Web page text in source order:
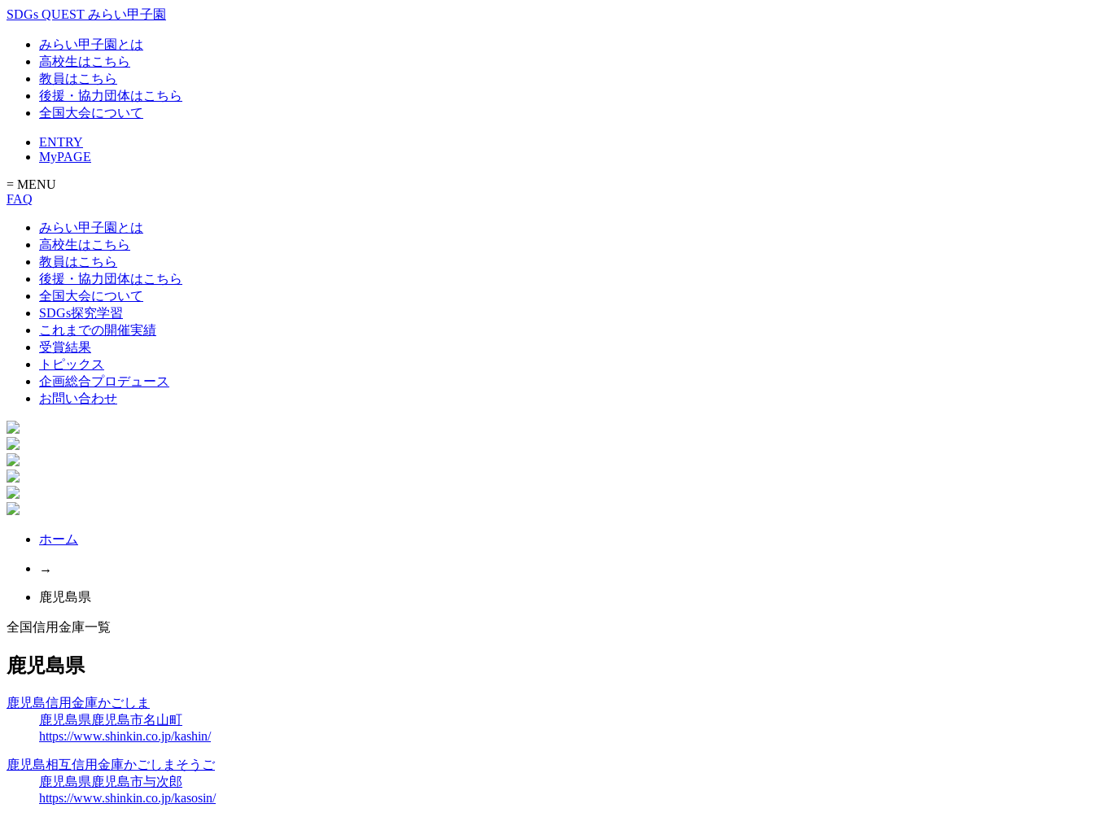
SDGs QUEST みらい甲子園
みらい甲子園とは
高校生はこちら
教員はこちら
後援・協力団体はこちら
全国大会について
ENTRY
MyPAGE
= MENU
FAQ
みらい甲子園とは
高校生はこちら
教員はこちら
後援・協力団体はこちら
全国大会について
SDGs探究学習
これまでの開催実績
受賞結果
トピックス
企画総合プロデュース
お問い合わせ
ホーム
→
鹿児島県
全国信用金庫一覧
鹿児島県
鹿児島信用金庫かごしま
鹿児島県鹿児島市名山町
https://www.shinkin.co.jp/kashin/
鹿児島相互信用金庫かごしまそうご
鹿児島県鹿児島市与次郎
https://www.shinkin.co.jp/kasosin/